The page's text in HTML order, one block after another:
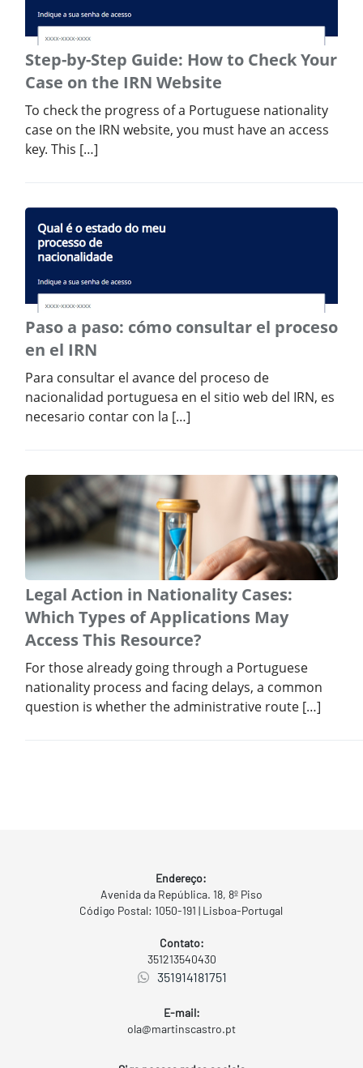
Step-by-Step Guide: How to Check Your
Case on the IRN Website
To check the progress of a Portuguese nationality
case on the IRN website, you must have an access
key. This […]
Paso a paso: cómo consultar el proceso
en el IRN
Para consultar el avance del proceso de
nacionalidad portuguesa en el sitio web del IRN, es
necesario contar con la […]
Legal Action in Nationality Cases:
Which Types of Applications May
Access This Resource?
For those already going through a Portuguese
nationality process and facing delays, a common
question is whether the administrative route […]
Endereço:
Avenida da República. 18, 8º Piso
Código Postal: 1050-191 | Lisboa-Portugal
Contato:
351213540430
351914181751
E-mail:
ola@martinscastro.pt